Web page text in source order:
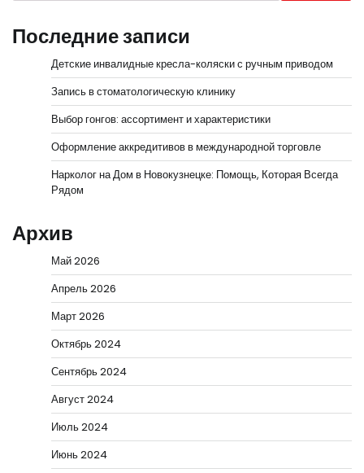
Последние записи
Детские инвалидные кресла-коляски с ручным приводом
Запись в стоматологическую клинику
Выбор гонгов: ассортимент и характеристики
Оформление аккредитивов в международной торговле
Нарколог на Дом в Новокузнецке: Помощь, Которая Всегда
Рядом
Архив
Май 2026
Апрель 2026
Март 2026
Октябрь 2024
Сентябрь 2024
Август 2024
Июль 2024
Июнь 2024